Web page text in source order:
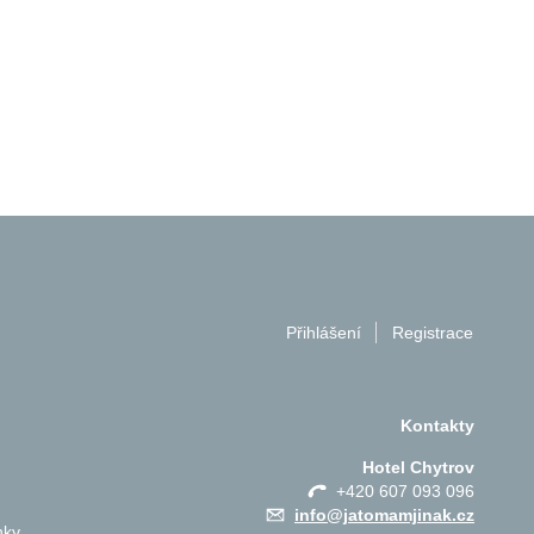
Přihlášení Registrace
Kontakty
Hotel Chytrov
+420 607 093 096
info@jatomamjinak.cz